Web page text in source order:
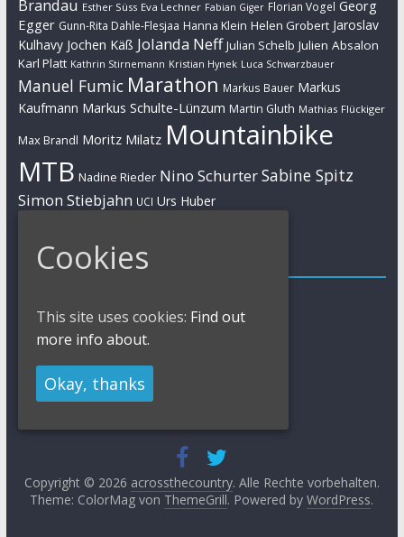
Brandau Esther Süss Eva Lechner Fabian Giger Florian Vogel Georg
Egger Gunn-Rita Dahle-Flesjaa Hanna Klein Helen Grobert Jaroslav
Kulhavy Jochen Käß Jolanda Neff Julian Schelb Julien Absalon
Karl Platt Kathrin Stirnemann Kristian Hynek Luca Schwarzbauer
Manuel Fumic Marathon Markus Bauer Markus
Kaufmann Markus Schulte-Lünzum Martin Gluth Mathias Flückiger
Max Brandl Moritz Milatz Mountainbike
MTB Nadine Rieder Nino SchurterSabine Spitz
Simon Stiebjahn UCI Urs Huber
Impressum
Datenschutzerklärung
Cookies Policy
Copyright © 2026 acrossthecountry. Alle Rechte vorbehalten.
Theme: ColorMag von ThemeGrill. Powered byWordPress.
Cookies
This site uses cookies: Find out
more info about.
Okay, thanks